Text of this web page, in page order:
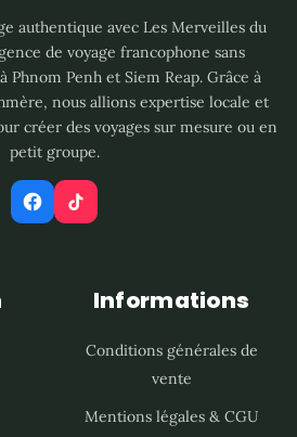
authentique avec Les Merveilles du
de voyage francophone sans
Phnom Penh et Siem Reap. Grâce à
nous allions expertise locale et
créer des voyages sur mesure ou en
petit groupe.
Informations
Conditions générales de
vente
Mentions légales & CGU